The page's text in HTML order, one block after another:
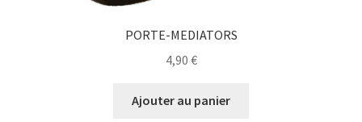
PORTE-MEDIATORS
4,90 €
Ajouter au panier